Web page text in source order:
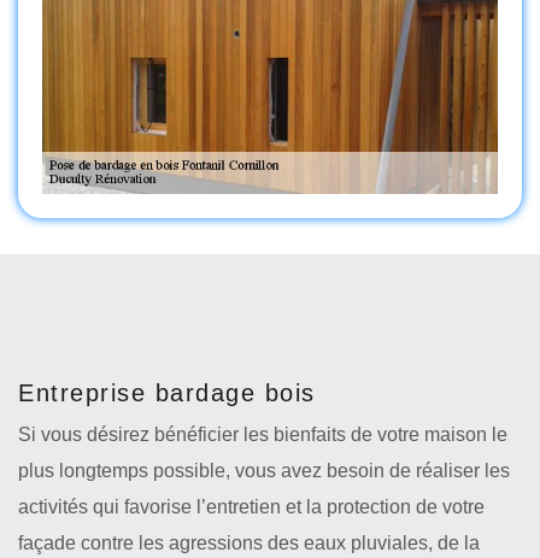
Entreprise bardage bois
Si vous désirez bénéficier les bienfaits de votre maison le
plus longtemps possible, vous avez besoin de réaliser les
activités qui favorise l’entretien et la protection de votre
façade contre les agressions des eaux pluviales, de la